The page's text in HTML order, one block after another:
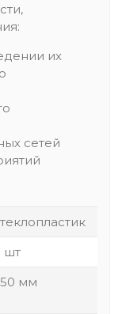
их
сетей
шт
мм